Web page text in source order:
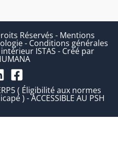
Réservés - Mentions
- Conditions générales
ISTAS - Créé par
( Éligibilité aux normes
) - ACCESSIBLE AU PSH